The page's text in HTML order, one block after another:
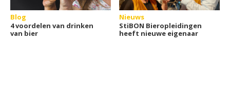
Blog
4 voordelen van drinken
van bier
Nieuws
StiBON Bieropleidingen
heeft nieuwe eigenaar